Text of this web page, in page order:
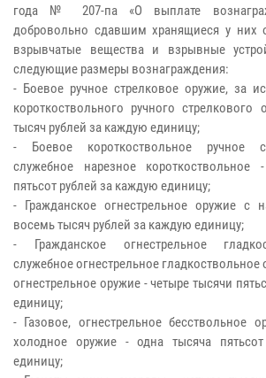
года № 207-па «О выплате
добровольно сдавшим хранящиеся у них
взрывчатые вещества и взрывные
следующие размеры вознаграждения:
- Боевое ручное стрелковое оружие, за
короткоствольного ручного стрелкового
тысяч рублей за каждую единицу;
- Боевое короткоствольное ручное
служебное нарезное короткоствольное
пятьсот рублей за каждую единицу;
- Гражданское огнестрельное оружие с
восемь тысяч рублей за каждую единицу;
- Гражданское огнестрельное
служебное огнестрельное
огнестрельное оружие - четыре тысячи
единицу;
- Газовое, огнестрельное бесствольное
холодное оружие - одна тысяча
единицу;